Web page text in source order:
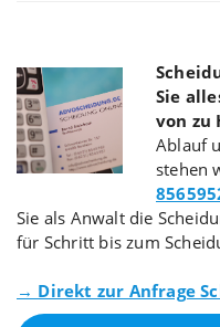
Sie
von zu
Ablauf
stehen
Sie als Anwalt die
für Schritt bis zum
→ Direkt zur Anfrage